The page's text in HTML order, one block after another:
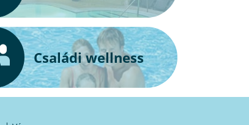
Családi wellness